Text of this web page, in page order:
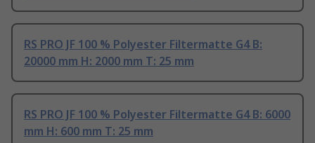
RS PRO JF 100 % Polyester Filtermatte G4 B:
20000 mm H: 2000 mm T: 25 mm
RS PRO JF 100 % Polyester Filtermatte G4 B: 6000
mm H: 600 mm T: 25 mm